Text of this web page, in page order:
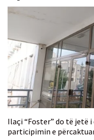
Ilaçi “Foster” do të jetë
participimin e